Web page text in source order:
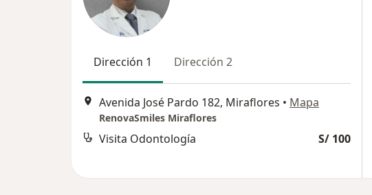
Dirección 1 Dirección 2
Avenida José Pardo 182, Miraflores • Mapa
RenovaSmiles Miraflores
Visita Odontología S/ 100